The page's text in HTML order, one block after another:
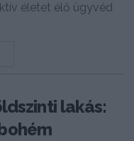
életet élő ügyvéd
lakás: